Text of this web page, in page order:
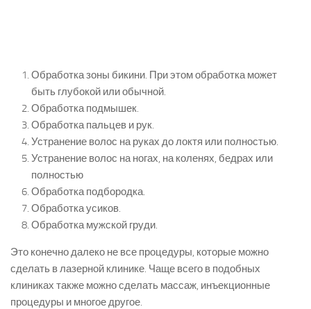
Обработка зоны бикини. При этом обработка может
быть глубокой или обычной.
Обработка подмышек.
Обработка пальцев и рук.
Устранение волос на руках до локтя или полностью.
Устранение волос на ногах, на коленях, бедрах или
полностью
Обработка подбородка.
Обработка усиков.
Обработка мужской груди.
Это конечно далеко не все процедуры, которые можно
сделать в лазерной клинике. Чаще всего в подобных
клиниках также можно сделать массаж, инъекционные
процедуры и многое другое.